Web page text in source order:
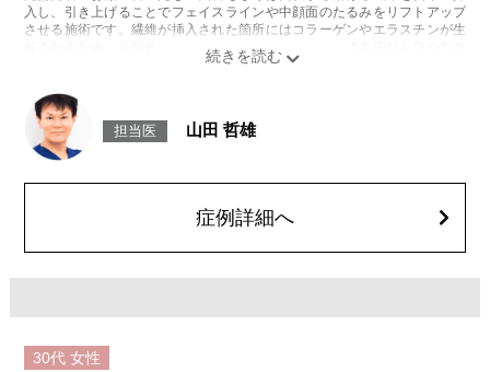
入し、引き上げることでフェイスラインや中顔面のたるみをリフトアップ
させる施術です。繊維が挿入された箇所にはコラーゲンやエラスチンが生
成されるため、長期的な美肌効果、肌質の改善効果、将来的なシワやたる
みの予防効果が期待できます。
リスク、副作用：腫れ、内出血、疼痛、頭痛、引き攣れ感などが生じるこ
とがございます。また、稀ではありますが、施術部位の細菌感染症、皮膚
のよれ、繊維の突出などが生じることがございます。化膿止め・痛み止め
を処方しております。服用により、何か異常があれば服用を中止してくだ
費用：1部位 184,800円(税込)
オプション：笑気麻酔 3,300円(税込)
担当医 山田 哲雄
症例詳細へ
30代 女性